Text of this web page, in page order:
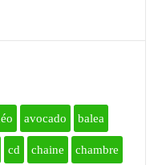
avocado balea
cd chaine chambre